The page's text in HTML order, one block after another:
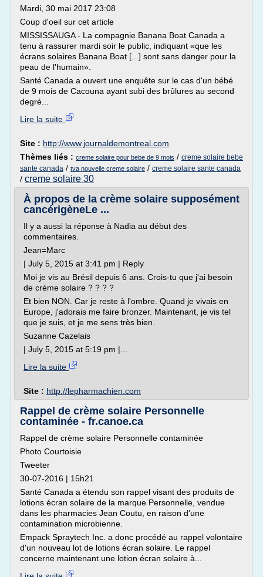
Mardi, 30 mai 2017 23:08
Coup d'oeil sur cet article
MISSISSAUGA - La compagnie Banana Boat Canada a
tenu à rassurer mardi soir le public, indiquant «que les
écrans solaires Banana Boat [...] sont sans danger pour la
peau de l'humain».
Santé Canada a ouvert une enquête sur le cas d'un bébé
de 9 mois de Cacouna ayant subi des brûlures au second
degré...
Lire la suite
Site : http://www.journaldemontreal.com
Thèmes liés : creme solaire pour bebe de 9 mois / creme solaire bebe
sante canada / tva nouvelle creme solaire / creme solaire sante canada
/ creme solaire 30
À propos de la crème solaire supposément
cancérigèneLe ...
Il y a aussi la réponse à Nadia au début des
commentaires.
Jean=Marc
| July 5, 2015 at 3:41 pm | Reply
Moi je vis au Brésil depuis 6 ans. Crois-tu que j'ai besoin
de crème solaire ? ? ? ?
Et bien NON. Car je reste à l'ombre. Quand je vivais en
Europe, j'adorais me faire bronzer. Maintenant, je vis tel
que je suis, et je me sens très bien.
Suzanne Cazelais
| July 5, 2015 at 5:19 pm |...
Lire la suite
Site : http://lepharmachien.com
Rappel de crème solaire Personnelle
contaminée - fr.canoe.ca
Rappel de crème solaire Personnelle contaminée
Photo Courtoisie
Tweeter
30-07-2016 | 15h21
Santé Canada a étendu son rappel visant des produits de
lotions écran solaire de la marque Personnelle, vendue
dans les pharmacies Jean Coutu, en raison d'une
contamination microbienne.
Empack Spraytech Inc. a donc procédé au rappel volontaire
d'un nouveau lot de lotions écran solaire. Le rappel
concerne maintenant une lotion écran solaire à...